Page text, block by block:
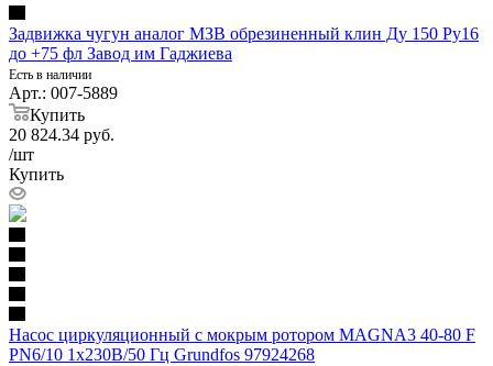
Задвижка чугун аналог МЗВ обрезиненный клин Ду 150 Ру16
до +75 фл Завод им Гаджиева
Есть в наличии
Арт.: 007-5889
Купить
20 824.34 руб.
/шт
Купить
Насос циркуляционный с мокрым ротором MAGNA3 40-80 F
PN6/10 1х230В/50 Гц Grundfos 97924268